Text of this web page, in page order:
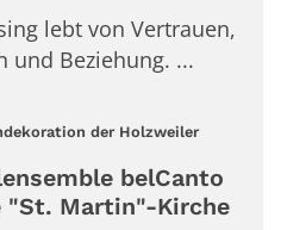
lebt von Vertrauen,
und Beziehung. ...
der Holzweiler
belCanto
"St. Martin"-Kirche